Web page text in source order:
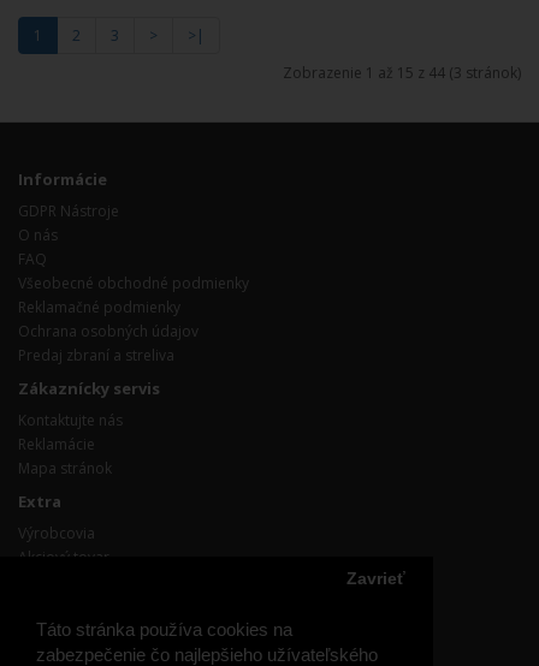
Táto stránka používa cookies na
zabezpečenie čo najlepšieho užívateľského
Zavrieť
1 2 3 >
>|
Zobrazenie 1 až 15 z 44 (3 stránok)
Informácie
GDPR Nástroje
O nás
FAQ
Všeobecné obchodné podmienky
Reklamačné podmienky
Ochrana osobných údajov
Predaj zbraní a streliva
Zákaznícky servis
Kontaktujte nás
Reklamácie
Mapa stránok
Extra
Výrobcovia
Akciový tovar
Účet
Objednávka